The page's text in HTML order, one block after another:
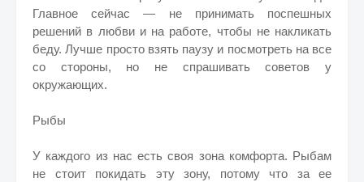
Главное сейчас — не принимать поспешных
решений в любви и на работе, чтобы не накликать
беду. Лучше просто взять паузу и посмотреть на все
со стороны, но не спрашивать советов у
окружающих.
Рыбы
У каждого из нас есть своя зона комфорта. Рыбам
не стоит покидать эту зону, потому что за ее